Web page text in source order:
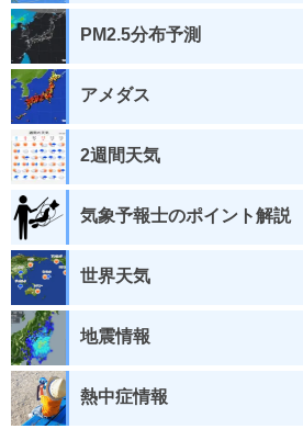
PM2.5分布予測
アメダス
2週間天気
気象予報士のポイント解説
世界天気
地震情報
熱中症情報